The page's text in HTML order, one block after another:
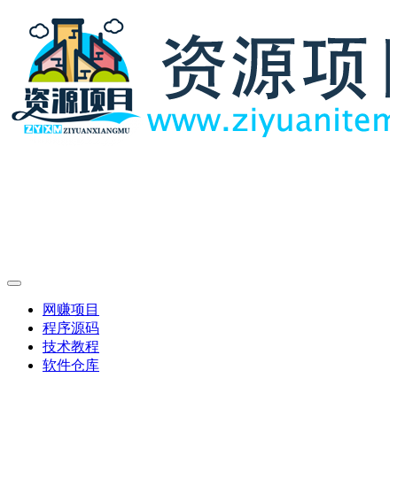
网赚项目
程序源码
技术教程
软件仓库